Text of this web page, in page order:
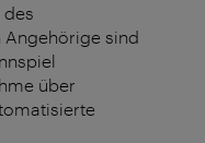
Angehörige sind
über